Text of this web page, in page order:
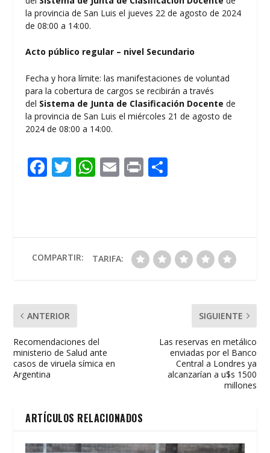
la provincia de San Luis el jueves 22 de agosto de 2024
de 08:00 a 14:00.
Acto público regular – nivel Secundario
Fecha y hora límite: las manifestaciones de voluntad
para la cobertura de cargos se recibirán a través
del Sistema de Junta de Clasificación Docente de
la provincia de San Luis el miércoles 21 de agosto de
2024 de 08:00 a 14:00.
F
o
o
T W
A
p
E Pr
ar
ti
COMPARTIR: TARIFA:
ANTERIOR
Recomendaciones del
ministerio de Salud ante
casos de viruela símica en
Argentina
SIGUIENTE
Las reservas en metálico
enviadas por el Banco
Central a Londres ya
alcanzarían a u$s 1500
millones
ARTÍCULOS RELACIONADOS